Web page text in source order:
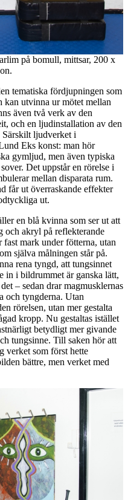
på bomull, mittsar, 200 x
tematiska fördjupningen som
kan utvinna ur mötet mellan
även två verk av den
och en ljudinstallation av den
Särskilt ljudverket i
Eks konst: man hör
gymljud, men även typiska
Det uppstår en rörelse i
mellan disparata rum.
får ut överraskande effekter
ut.
en blå kvinna som ser ut att
och akryl på reflekterande
mark under fötterna, utan
själva målningen står på.
rena tyngd, att tungsinnet
in i bildrummet är ganska lätt,
– sedan drar magmusklernas
och tyngderna. Utan
rörelsen, utan mer gestalta
kropp. Nu gestaltas istället
betydligt mer givande
tungsinne. Till saken hör att
verket som först hette
bättre, men verket med